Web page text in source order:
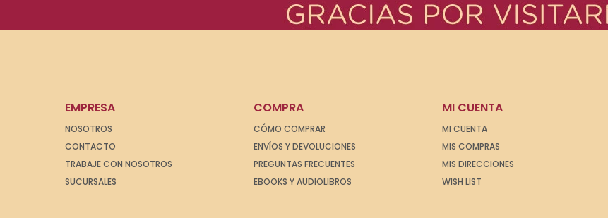
EMPRESA
NOSOTROS
CONTACTO
TRABAJE CON NOSOTROS
SUCURSALES
COMPRA
CÓMO COMPRAR
ENVÍOS Y DEVOLUCIONES
PREGUNTAS FRECUENTES
EBOOKS Y AUDIOLIBROS
MI CUENTA
MI CUENTA
MIS COMPRAS
MIS DIRECCIONES
WISH LIST